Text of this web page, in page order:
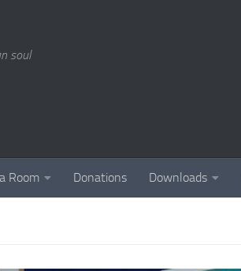
soul
Room Donations Downloads